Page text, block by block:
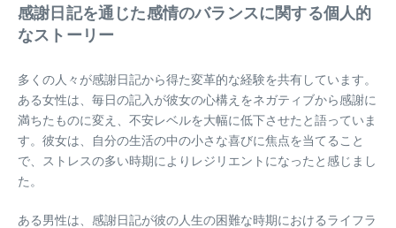
感謝日記を通じた感情のバランスに関する個人的
なストーリー
多くの人々が感謝日記から得た変革的な経験を共有しています。
ある女性は、毎日の記入が彼女の心構えをネガティブから感謝に
満ちたものに変え、不安レベルを大幅に低下させたと語っていま
す。彼女は、自分の生活の中の小さな喜びに焦点を当てること
で、ストレスの多い時期によりレジリエントになったと感じまし
た。
ある男性は、感謝日記が彼の人生の困難な時期におけるライフラ